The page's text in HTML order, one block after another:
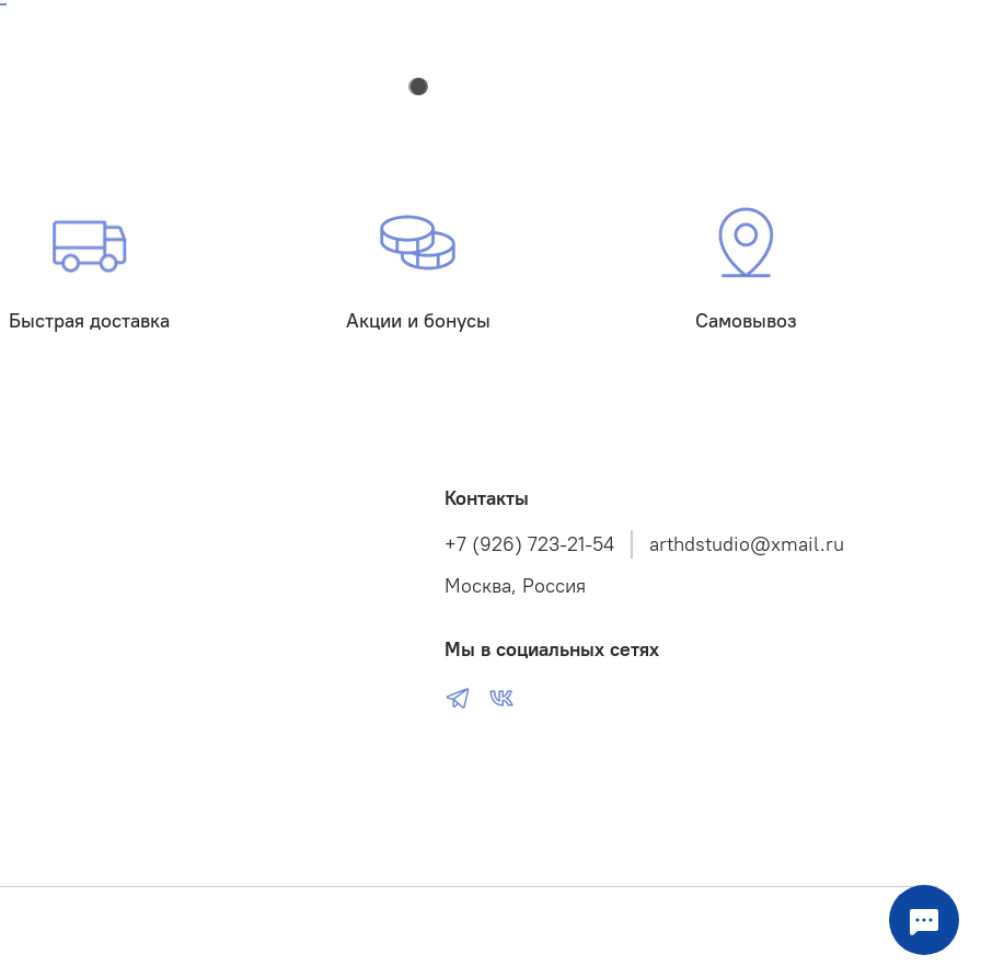
Быстрая доставка Акции и бонусы Самовывоз
Контакты
+7 (926) 723-21-54
arthdstudio@xmail.ru
Москва, Россия
Мы в социальных сетях